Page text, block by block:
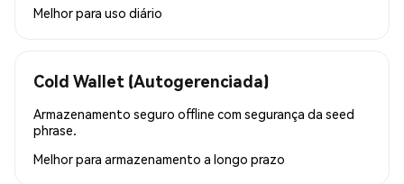
Melhor para uso diário
Cold Wallet (Autogerenciada)
Armazenamento seguro offline com segurança da seed
phrase.
Melhor para armazenamento a longo prazo